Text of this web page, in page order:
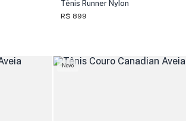
Tênis Runner Nylon
R$ 899
Novo